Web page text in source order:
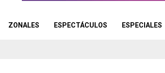
ZONALES ESPECTÁCULOS ESPECIALES